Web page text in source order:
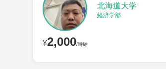
¥2,000/時給
北海道大学
経済学部